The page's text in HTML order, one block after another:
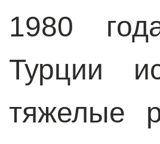
1980
Турции
тяжелые